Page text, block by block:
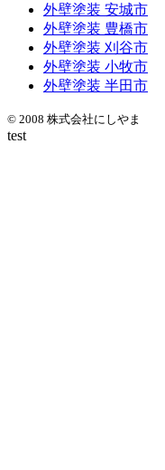
外壁塗装 安城市
外壁塗装 豊橋市
外壁塗装 刈谷市
外壁塗装 小牧市
外壁塗装 半田市
© 2008 株式会社にしやま
test